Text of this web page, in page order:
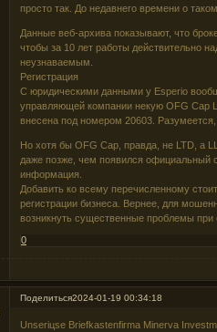
просто так. До недавнего времени о
Данные веб-архива показывают, что
чтобы за 10 лет работы действительно
неузнаваемым.
Регистрация
С юридическими данными у Esperio
управляющей компании некую OFG Cap
внесена под номером 20603.
Но хотя бы OFG Cap, правда, не LTD, а
даже позже, чем появился официальный
информация.
Добавить ко всему перечисленному
регистрации бизнеса. Вернее, для
возникнуть существенные проблемы
0
Поделиться2024-01-19 00:34:18
Unseriцse Briefkastenfirma Minerva